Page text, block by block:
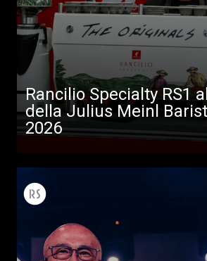
Rancilio Specialty RS1
della Julius Meinl
2026